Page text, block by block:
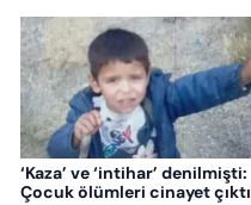
‘Kaza’ ve ‘intihar’ denilmişti:
Çocuk ölümleri cinayet çıktı